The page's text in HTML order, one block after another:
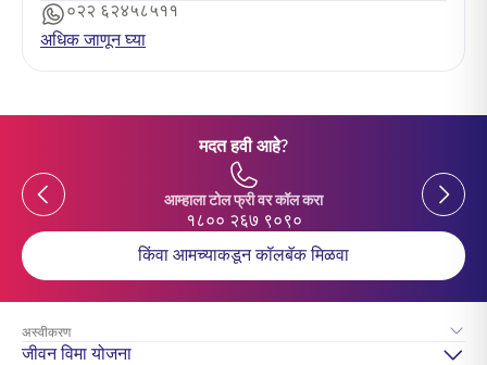
०२२ ६२४५८५११
अधिक जाणून घ्या
मदत हवी आहे?
Previous
आम्हाला टोल फ्री वर कॉल करा
१८०० २६७ ९०९०
Previous
किंवा आमच्याकडून कॉलबॅक मिळवा
अस्वीकरण
जीवन विमा योजना